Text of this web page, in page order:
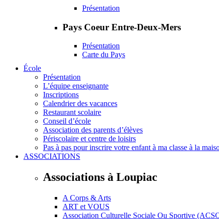
Présentation
Pays Coeur Entre-Deux-Mers
Présentation
Carte du Pays
École
Présentation
L’équipe enseignante
Inscriptions
Calendrier des vacances
Restaurant scolaire
Conseil d’école
Association des parents d’élèves
Périscolaire et centre de loisirs
Pas à pas pour inscrire votre enfant à ma classe à la
ASSOCIATIONS
Associations à Loupiac
A Corps & Arts
ART et VOUS
Association Culturelle Sociale Ou Sportive